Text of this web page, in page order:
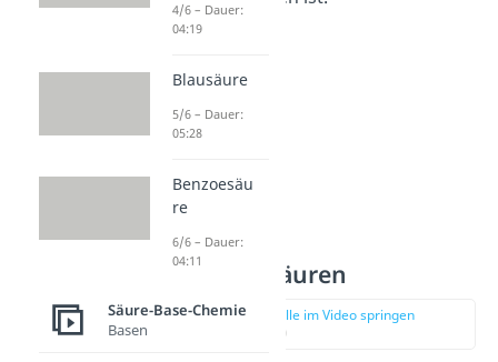
Schwache Säuren
zur Stelle im Video springen
(02:19)
4/6 – Dauer:
04:19
Blausäure
5/6 – Dauer:
05:28
Benzoesäu
re
6/6 – Dauer:
04:11
Säure-Base-Chemie
Basen